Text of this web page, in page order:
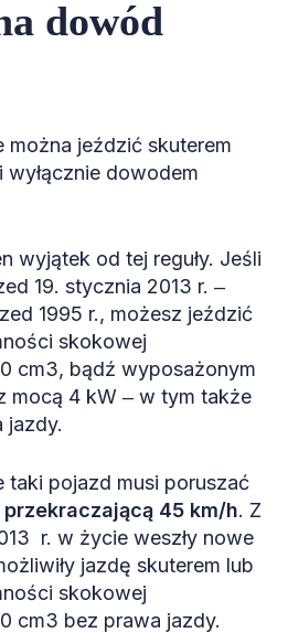
dowód
można jeździć skuterem
wyłącznie dowodem
wyjątek od tej reguły. Jeśli
19. stycznia 2013 r. ‒
1995 r., możesz jeździć
skokowej
cm3, bądź wyposażonym
mocą 4 kW ‒ w tym także
jazdy.
taki pojazd musi poruszać
przekraczającą 45 km/h. Z
r. w życie weszły nowe
jazdę skuterem lub
skokowej
cm3 bez prawa jazdy.